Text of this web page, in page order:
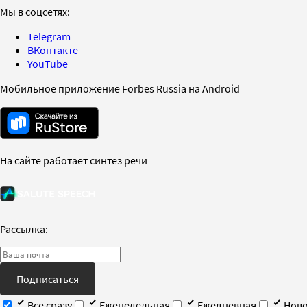
Мы в соцсетях:
Telegram
ВКонтакте
YouTube
Мобильное приложение Forbes Russia на Android
На сайте работает синтез речи
Рассылка:
Подписаться